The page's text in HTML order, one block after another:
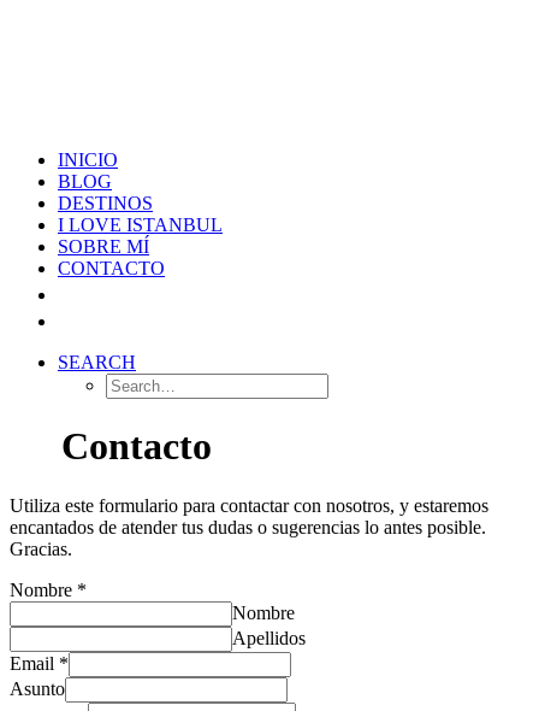
INICIO
BLOG
DESTINOS
I LOVE ISTANBUL
SOBRE MÍ
CONTACTO
SEARCH
Contacto
Utiliza este formulario para contactar con nosotros, y estaremos
encantados de atender tus dudas o sugerencias lo antes posible.
Gracias.
Nombre *
Nombre
Apellidos
Email *
Asunto